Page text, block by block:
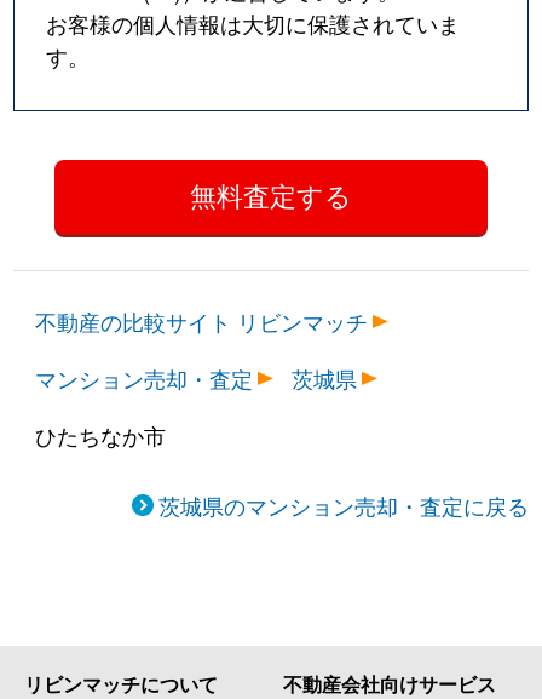
お客様の個人情報は大切に保護されていま
す。
不動産の比較サイト リビンマッチ
マンション売却・査定
茨城県
ひたちなか市
茨城県のマンション売却・査定に戻る
リビンマッチについて 不動産会社向けサービス